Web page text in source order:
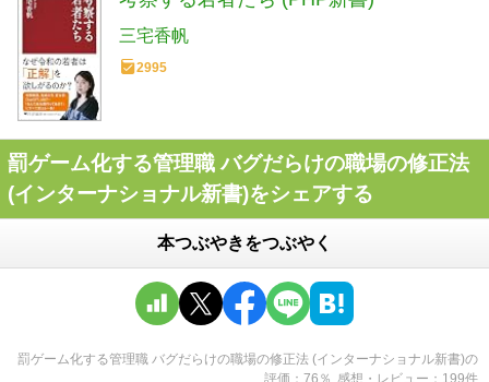
三宅香帆
2995
罰ゲーム化する管理職 バグだらけの職場の修正法
(インターナショナル新書)をシェアする
本つぶやきをつぶやく
罰ゲーム化する管理職 バグだらけの職場の修正法 (インターナショナル新書)の
評価
76 ％ 感想・レビュー 199件